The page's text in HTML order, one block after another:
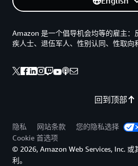
回到顶部
Amazon 是一个倡导机会均等的雇主：
疾人士、退伍军人、性别认同、性取向
隐私 网站条款
您的隐私选择
Cookie 首选项
© 2026, Amazon Web Services, Inc. 或
利。